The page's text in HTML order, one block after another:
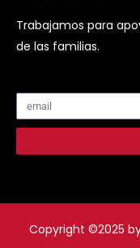
Trabajamos para
de las familias.
Copyright ©2025 by